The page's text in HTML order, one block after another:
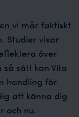
vi mår faktiskt
Studier visar
över
sätt kan Vita
handling för
att känna dig
och nu.